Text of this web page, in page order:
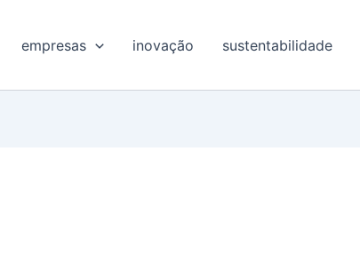
empresas inovação sustentabilidade